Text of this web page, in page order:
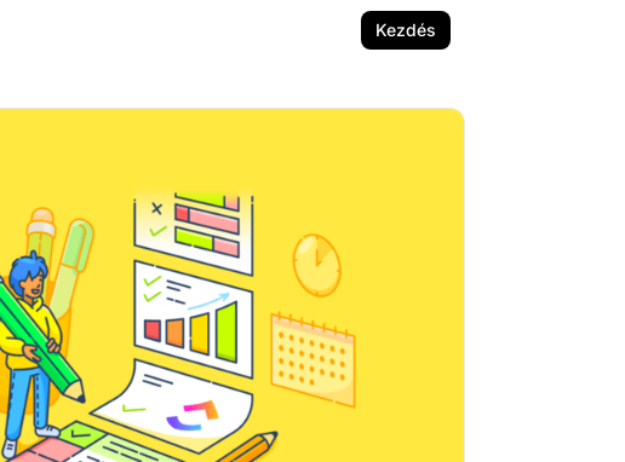
Kezdés